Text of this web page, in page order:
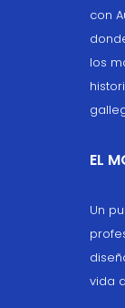
con
los
EL
Un
vida